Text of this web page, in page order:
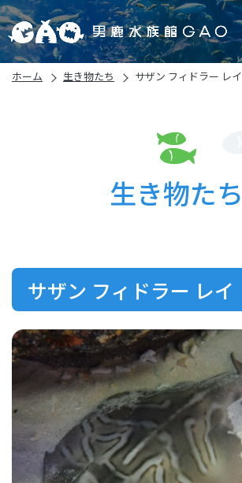
ホーム 生き物たち サザン フィドラー レイ
生き物たち
サザン フィドラー レイ